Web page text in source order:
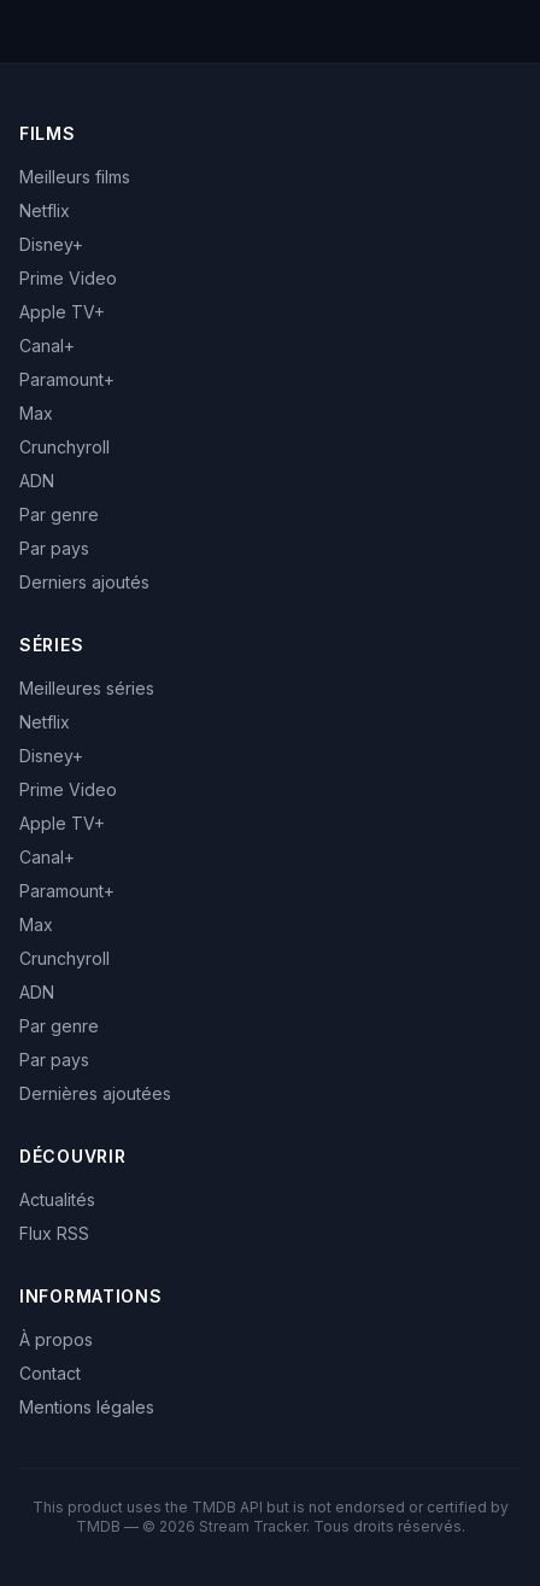
FILMS
Meilleurs films
Netflix
Disney+
Prime Video
Apple TV+
Canal+
Paramount+
Max
Crunchyroll
ADN
Par genre
Par pays
Derniers ajoutés
SÉRIES
Meilleures séries
Netflix
Disney+
Prime Video
Apple TV+
Canal+
Paramount+
Max
Crunchyroll
ADN
Par genre
Par pays
Dernières ajoutées
DÉCOUVRIR
Actualités
Flux RSS
INFORMATIONS
À propos
Contact
Mentions légales
This product uses the TMDB API but is not endorsed or certified by
TMDB — © 2026 Stream Tracker. Tous droits réservés.